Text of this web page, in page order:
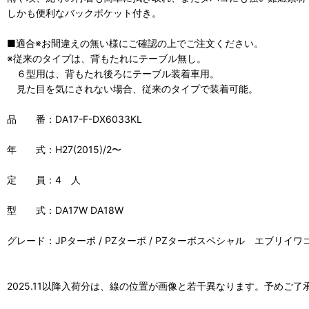
しかも便利なバックポケット付き。
■適合※お間違えの無い様にご確認の上でご注文ください。
※従来のタイプは、背もたれにテーブル無し。
６型用は、背もたれ後ろにテーブル装着車用。
見た目を気にされない場合、従来のタイプで装着可能。
品 番：DA17-F-DX6033KL
年 式：H27(2015)/2〜
定 員：4 人
型 式：DA17W DA18W
グレード：JPターボ / PZターボ / PZターボスペシャル エブリイワ
2025.11以降入荷分は、線の位置が画像と若干異なります。予めご了